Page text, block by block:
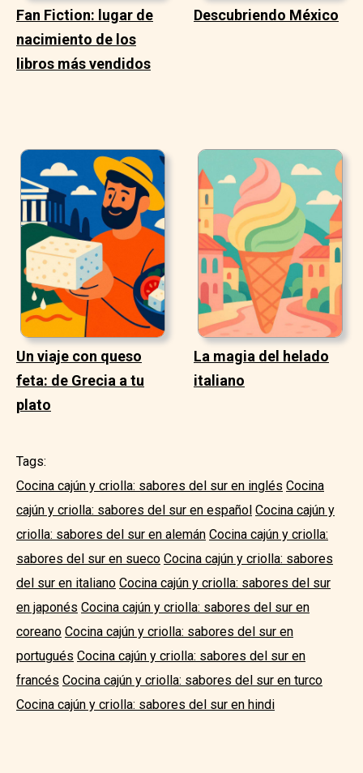
Fan Fiction: lugar de
nacimiento de los
libros más vendidos
Descubriendo México
Un viaje con queso
feta: de Grecia a tu
plato
La magia del helado
italiano
Tags:
Cocina cajún y criolla: sabores del sur en inglés Cocina
cajún y criolla: sabores del sur en español Cocina cajún y
criolla: sabores del sur en alemán Cocina cajún y criolla:
sabores del sur en sueco Cocina cajún y criolla: sabores
del sur en italiano Cocina cajún y criolla: sabores del sur
en japonés Cocina cajún y criolla: sabores del sur en
coreano Cocina cajún y criolla: sabores del sur en
portugués Cocina cajún y criolla: sabores del sur en
francés Cocina cajún y criolla: sabores del sur en turco
Cocina cajún y criolla: sabores del sur en hindi